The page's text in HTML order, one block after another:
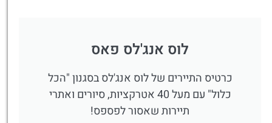
לוס אנג'לס פאס
כרטיס התיירים של לוס אנג'לס בסגנון "הכל
כלול" עם מעל 40 אטרקציות, סיורים ואתרי
תיירות שאסור לפספס!